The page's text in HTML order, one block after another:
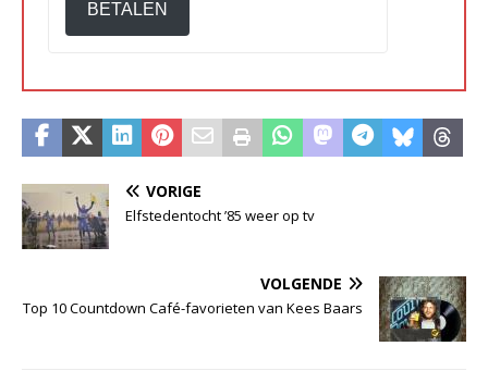
BETALEN
VORIGE
Elfstedentocht ’85 weer op tv
VOLGENDE
Top 10 Countdown Café-favorieten van Kees Baars